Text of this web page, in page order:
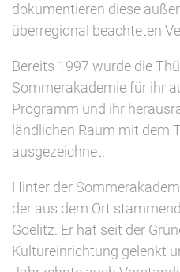
dokumentieren diese
überregional beachteten
Bereits 1997 wurde die
Sommerakademie für ihr
Programm und ihr
ländlichen Raum mit dem
ausgezeichnet.
Hinter der
der aus dem Ort
Goelitz. Er hat seit der
Kultureinrichtung gelenkt